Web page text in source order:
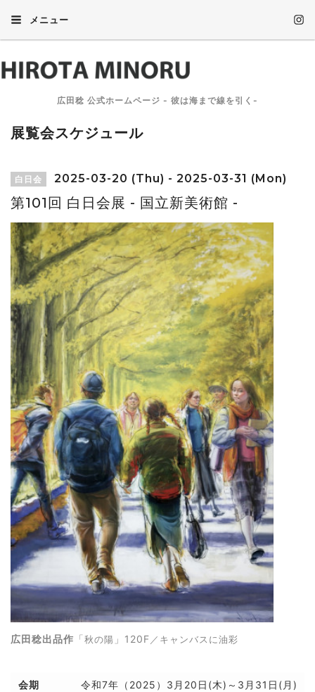
メニュー
広田稔 公式ホームページ - 彼は海まで線を引く-
展覧会スケジュール
白日会 2025-03-20 (Thu) - 2025-03-31 (Mon)
第101回 白日会展 - 国立新美術館 -
広田稔出品作 「 秋の陽 」120F ／キャンバスに油彩
会期
令和7年（2025）3月20日(木)～3月31日(月)